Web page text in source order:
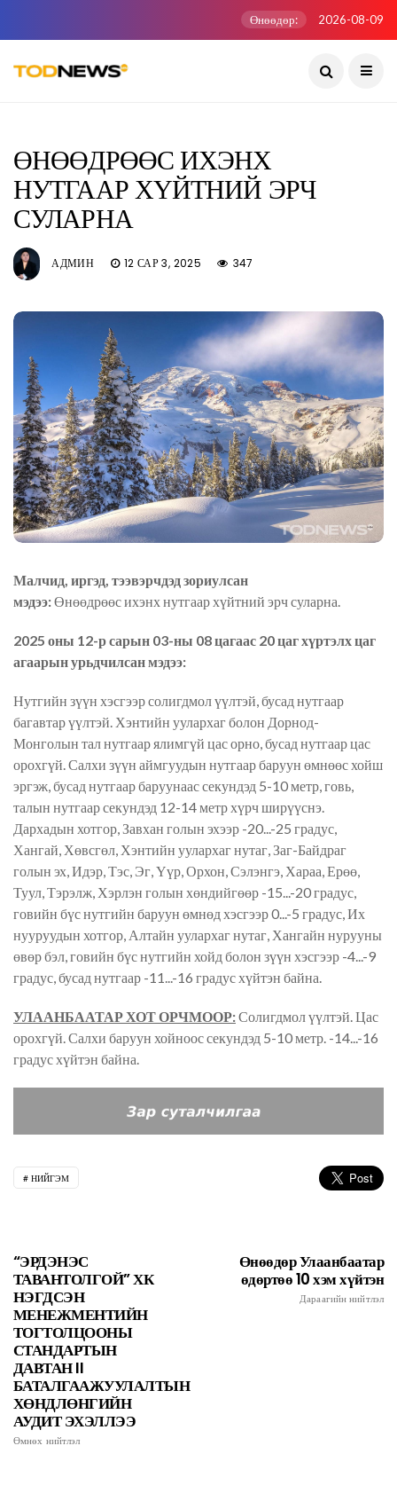
Өнөөдөр: 2026-08-09
ӨНӨӨДРӨӨС ИХЭНХ
НУТГААР ХҮЙТНИЙ ЭРЧ
СУЛАРНА
АДМИН 12 САР 3, 2025 347
Малчид, иргэд, тээвэрчдэд зориулсан
мэдээ:Өнөөдрөөсихэнх нутгаар хүйтний эрч суларна.
2025 оны 12-р сарын 03-ны 08 цагаас 20 цаг хүртэлхцаг
агаарын урьдчилсан мэдээ:
Нутгийн зүүн хэсгээр солигдмол үүлтэй, бусад нутгаар
багавтар үүлтэй. Хэнтийн уулархаг болон Дорнод-
Монголын тал нутгаар ялимгүй цас орно, бусад нутгаар цас
орохгүй. Салхи зүүн аймгуудын нутгаар баруун өмнөөс хойш
эргэж, бусад нутгаар баруунаас секундэд 5-10 метр, говь,
талын нутгаар секундэд 12-14 метр хүрч ширүүснэ.
Дархадын хотгор, Завхан голын эхээр -20...-25 градус,
Хангай, Хөвсгөл, Хэнтийн уулархаг нутаг, Заг-Байдраг
голын эх, Идэр, Тэс, Эг, Үүр, Орхон, Сэлэнгэ, Хараа, Ерөө,
Туул, Тэрэлж, Хэрлэн голын хөндийгөөр -15...-20 градус,
говийн бүс нутгийн баруун өмнөд хэсгээр 0...-5 градус, Их
нууруудын хотгор, Алтайн уулархаг нутаг, Хангайн нурууны
өвөр бэл, говийн бүс нутгийн хойд болон зүүн хэсгээр -4...-9
градус, бусад нутгаар -11...-16 градус хүйтэн байна.
УЛААНБААТАР ХОТ ОРЧМООР:Солигдмол үүлтэй. Цас
орохгүй. Салхи баруун хойноос секундэд 5-10 метр. -14...-16
градус хүйтэн байна.
НИЙГЭМ
“ЭРДЭНЭС
ТАВАНТОЛГОЙ” ХК
НЭГДСЭН
МЕНЕЖМЕНТИЙН
ТОГТОЛЦООНЫ
СТАНДАРТЫН
ДАВТАН II
БАТАЛГААЖУУЛАЛТЫН
ХӨНДЛӨНГИЙН
АУДИТ ЭХЭЛЛЭЭ
Өмнөх нийтлэл
Өнөөдөр Улаанбаатар
өдөртөө 10 хэм хүйтэн
Дараагийн нийтлэл